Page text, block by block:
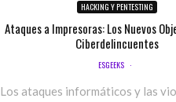
HACKING Y PENTESTING
Ataques a Impresoras: Los Nuevos
Ciberdelincuentes
ESGEEKS ·
Los ataques informáticos y las